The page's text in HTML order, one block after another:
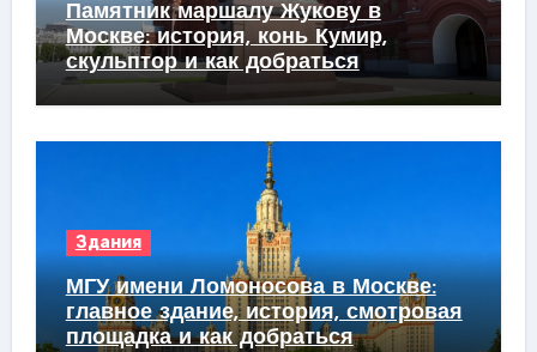
Памятник маршалу Жукову в
Москве: история, конь Кумир,
скульптор и как добраться
Здания
МГУ имени Ломоносова в Москве:
главное здание, история, смотровая
площадка и как добраться